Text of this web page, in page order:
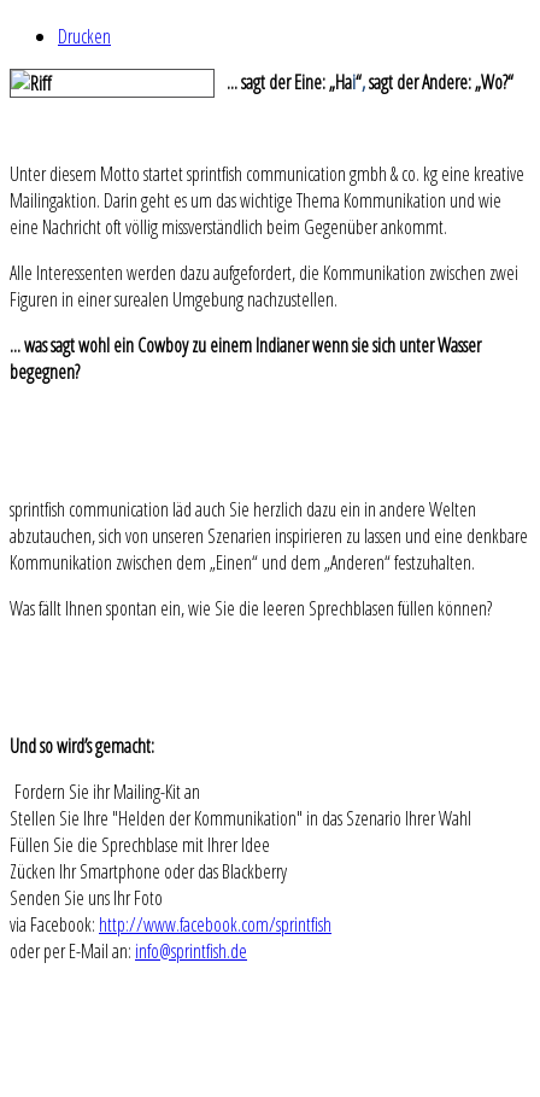
Drucken
...sagt der Eine: „Hai“,sagt der Andere: „Wo?“
Unter diesem Motto startet sprintfish communication gmbh & co. kg eine kreative
Mailingaktion. Darin geht es um das wichtige Thema Kommunikation und wie
eine Nachricht oft völlig missverständlich beim Gegenüber ankommt.
Alle Interessenten werden dazu aufgefordert, die Kommunikation zwischen zwei
Figuren in einer surealen Umgebung nachzustellen.
... was sagt wohl ein Cowboy zu einem Indianer wenn sie sich unter Wasser
begegnen?
sprintfish communication läd auch Sie herzlich dazu ein in andere Welten
abzutauchen, sich von unseren Szenarien inspirieren zu lassen und eine denkbare
Kommunikation zwischen dem „Einen“ und dem „Anderen“ festzuhalten.
Was fällt Ihnen spontan ein, wie Sie die leeren Sprechblasen füllen können?
Und so wird’s gemacht:
Fordern Sie ihr Mailing-Kit an
Stellen Sie Ihre "Helden der Kommunikation" in das Szenario Ihrer Wahl
Füllen Sie die Sprechblase mit Ihrer Idee
Zücken Ihr Smartphone oder das Blackberry
Senden Sie uns Ihr Foto
via Facebook: http://www.facebook.com/sprintfish
oder per E-Mail an: info@sprintfish.de